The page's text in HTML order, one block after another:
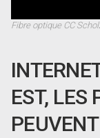
Fibre optique CC
EST, LES